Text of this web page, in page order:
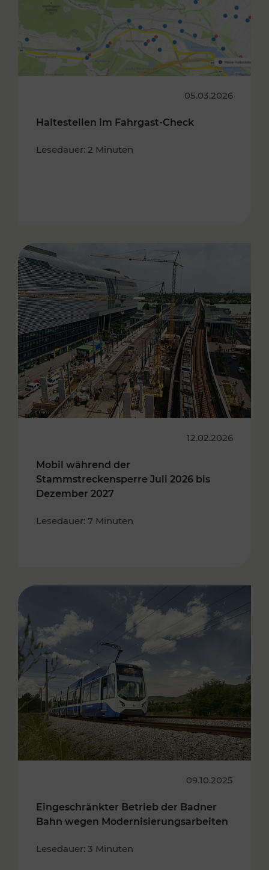
05.03.2026
Haltestellen im Fahrgast-Check
Lesedauer: 2 Minuten
12.02.2026
Mobil während der
Stammstreckensperre Juli 2026 bis
Dezember 2027
Lesedauer: 7 Minuten
09.10.2025
Eingeschränkter Betrieb der Badner
Bahn wegen Modernisierungsarbeiten
Lesedauer: 3 Minuten